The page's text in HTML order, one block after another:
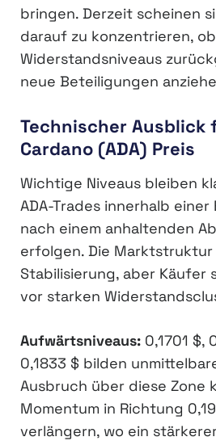
bringen. Derzeit scheinen
darauf zu konzentrieren,
Widerstandsniveaus
neue Beteiligungen
Technischer Ausblick
Cardano (ADA) Preis
Wichtige Niveaus bleiben
ADA-Trades innerhalb einer
nach einem anhaltenden
erfolgen. Die
Stabilisierung, aber Käufer
vor starken
Aufwärtsniveaus: 0,1701 $,
0,1833 $ bilden
Ausbruch über diese Zone
Momentum in Richtung
verlängern, wo ein